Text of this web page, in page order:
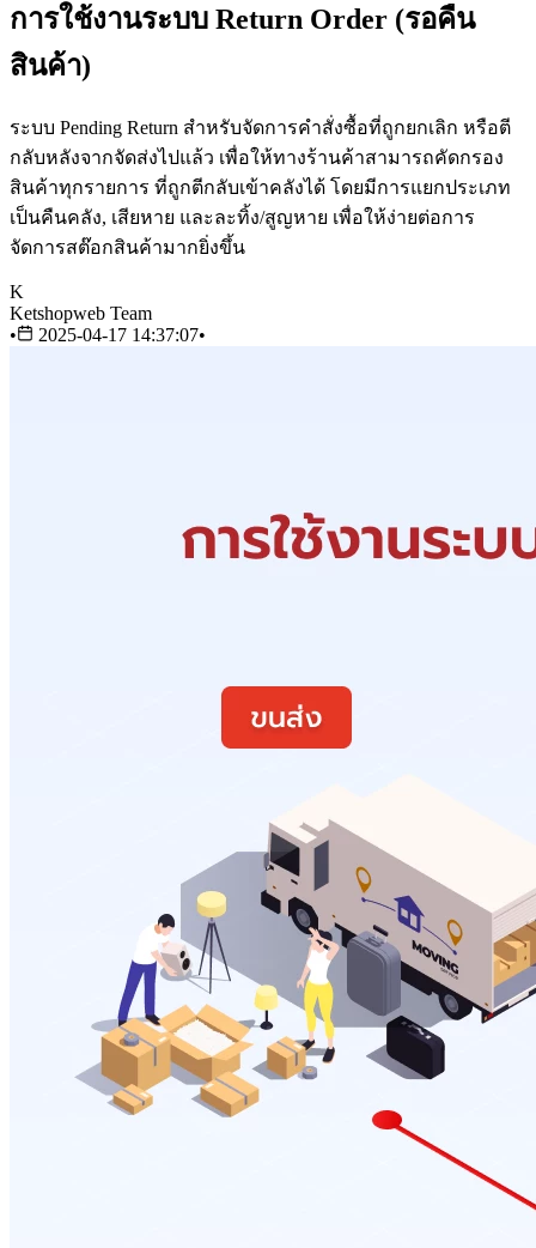
การใช้งานระบบ Return Order (รอคืน
สินค้า)
ระบบ Pending Return สำหรับจัดการคำสั่งซื้อที่ถูกยกเลิก หรือตี
กลับหลังจากจัดส่งไปแล้ว เพื่อให้ทางร้านค้าสามารถคัดกรอง
สินค้าทุกรายการ ที่ถูกตีกลับเข้าคลังได้ โดยมีการแยกประเภท
เป็นคืนคลัง, เสียหาย และละทิ้ง/สูญหาย เพื่อให้ง่ายต่อการ
จัดการสต๊อกสินค้ามากยิ่งขึ้น
K
Ketshopweb Team
•
2025-04-17 14:37:07•